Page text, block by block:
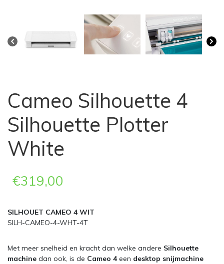
Cameo Silhouette 4
Silhouette Plotter
White
€319,00
SILHOUET CAMEO 4 WIT
SILH-CAMEO-4-WHT-4T
Met meer snelheid en kracht dan welke andere Silhouette
machine dan ook, is de Cameo 4een desktop snijmachine